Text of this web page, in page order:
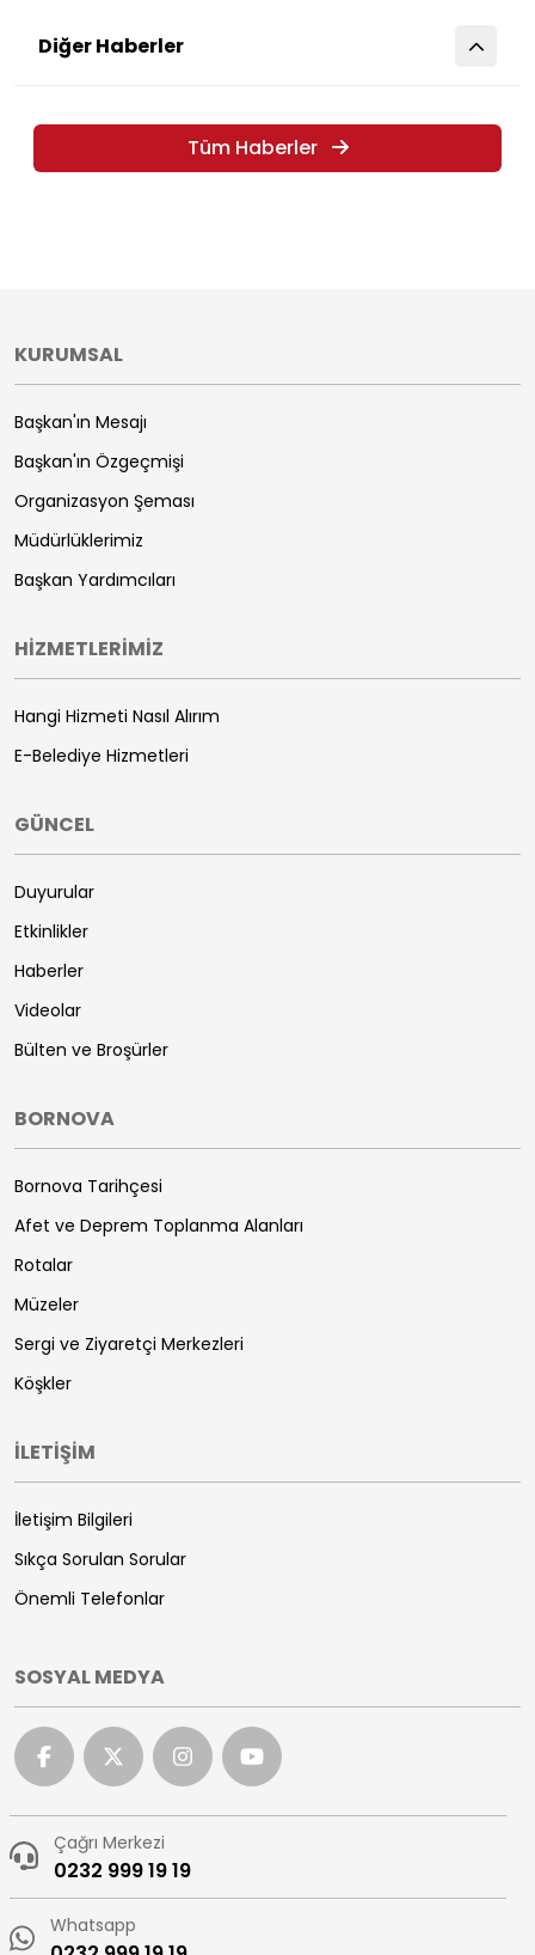
Diğer Haberler
Tüm Haberler
KURUMSAL
Başkan'ın Mesajı
Başkan'ın Özgeçmişi
Organizasyon Şeması
Müdürlüklerimiz
Başkan Yardımcıları
HİZMETLERİMİZ
Hangi Hizmeti Nasıl Alırım
E-Belediye Hizmetleri
GÜNCEL
Duyurular
Etkinlikler
Haberler
Videolar
Bülten ve Broşürler
BORNOVA
Bornova Tarihçesi
Afet ve Deprem Toplanma Alanları
Rotalar
Müzeler
Sergi ve Ziyaretçi Merkezleri
Köşkler
İLETİŞİM
İletişim Bilgileri
Sıkça Sorulan Sorular
Önemli Telefonlar
SOSYAL MEDYA
Çağrı Merkezi
0232 999 19 19
Whatsapp